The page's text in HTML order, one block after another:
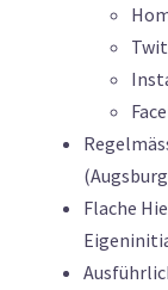
Flache